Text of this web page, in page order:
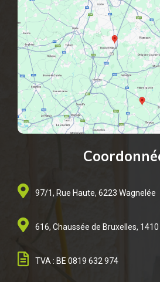
97/1, Rue Haute, 6223 Wagnelée
616, Chaussée de Bruxelles,
TVA : BE 0819 632 974